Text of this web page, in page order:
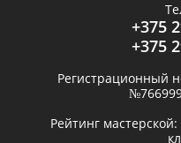
+375
+375
Регистрационный
Рейтинг мастерской: